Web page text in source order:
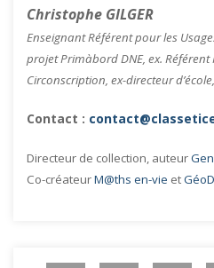
Christophe GILGER
Enseignant Référent pour les
projet Primàbord DNE, ex.
Circonscription, ex-directeur
Contact :
Directeur de collection, auteur
Co-créateurM@ths en-vie et